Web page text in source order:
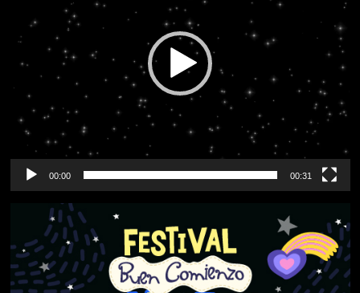
00:00 00:31